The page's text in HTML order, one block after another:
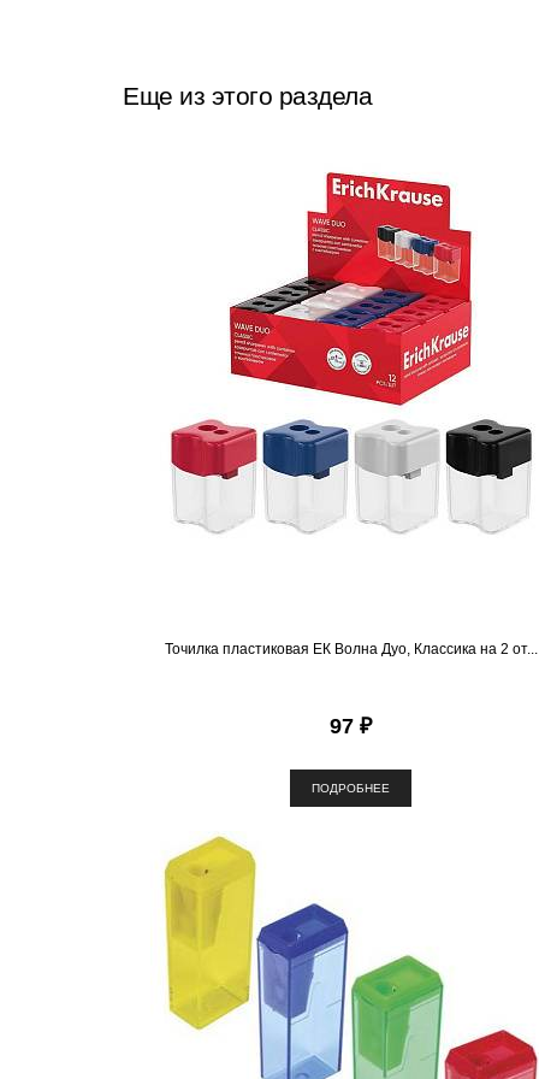
Еще из этого раздела
Точилка пластиковая ЕК Волна Дуо, Классика на 2 от...
97 ₽
ПОДРОБНЕЕ